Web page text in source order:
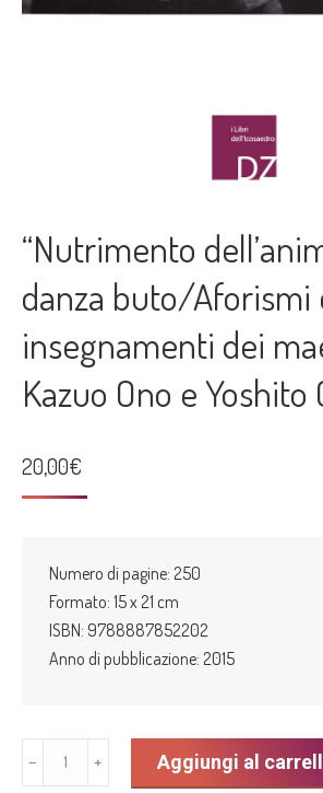
“Nutrimento
danza buto/Aforismi
insegnamenti dei
Kazuo Ono e Yoshito
20,00€
Numero di pagine: 250
Formato: 15 x 21 cm
ISBN: 9788887852202
Anno di pubblicazione: 2015
"Nutrimento
dell'anima.
﹣ ﹢ Aggiungi al